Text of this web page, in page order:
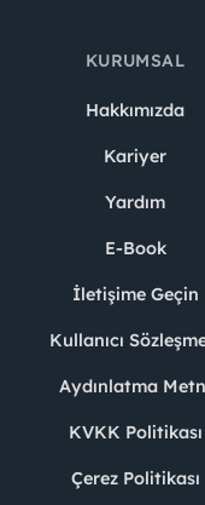
KURUMSAL
Hakkımızda
Kariyer
Yardım
E-Book
İletişime Geçin
Kullanıcı
Aydınlatma
KVKK Politikası
Çerez Politikası